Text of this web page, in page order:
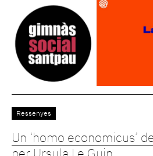
Ressenyes
Un ‘homo economicus’